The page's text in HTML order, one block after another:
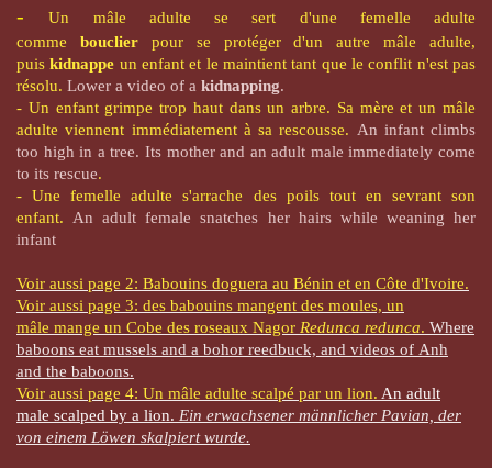
-Un mâle adulte se sert d'une femelle adulte
comme bouclierpour se protéger d'un autre mâle adulte,
puiskidnappe un enfant et le maintient tant que le conflit n'est pas
résolu. Lower a video of a kidnapping.
- Un enfant grimpe trop haut dans un arbre. Sa mère et un mâle
adulte viennent immédiatement à sa rescousse. An infant climbs
too high in a tree. Its mother and an adult male immediately come
to its rescue.
-Une femelle adulte s'arrache des poils tout en sevrant son
enfant. An adult female snatches her hairs while weaning her
infant
Voir aussi page 2: Babouins doguera au Bénin et en Côte d'Ivoire.
Voir aussi page 3: des babouins mangent des moules, un
mâle mange un Cobe des roseaux Nagor Redunca redunca. Where
baboons eat mussels and a bohor reedbuck, and videos of Anh
and the baboons.
Voir aussi page 4: Un mâle adulte scalpé par un lion. An adult
male scalped by a lion. Ein erwachsener männlicher Pavian, der
von einem Löwen skalpiert wurde.